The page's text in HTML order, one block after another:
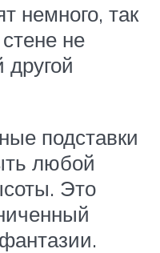
немного, так
не
подставки
любой
Это